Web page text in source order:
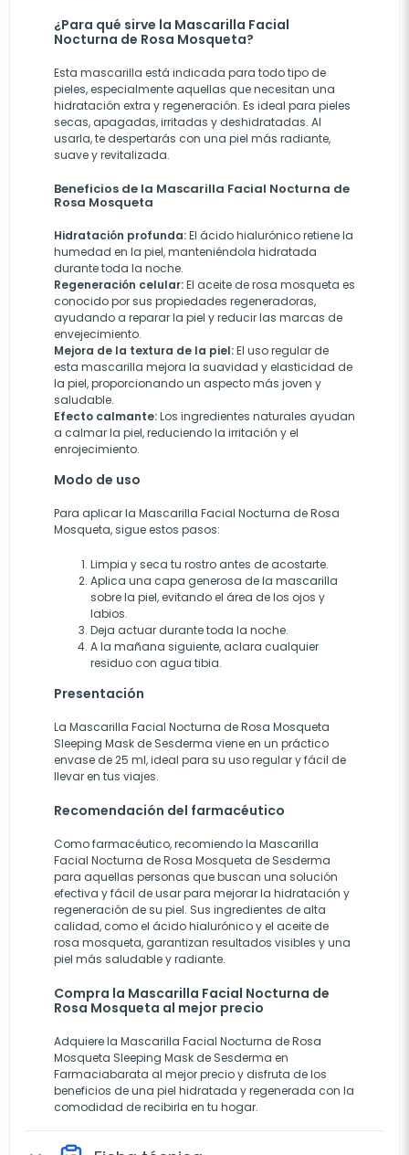
¿Para qué sirve la Mascarilla Facial
Nocturna de Rosa Mosqueta?
Esta mascarilla está indicada para todo tipo de
pieles, especialmente aquellas que necesitan una
hidratación extra y regeneración. Es ideal para pieles
secas, apagadas, irritadas y deshidratadas. Al
usarla, te despertarás con una piel más radiante,
suave y revitalizada.
Beneficios de la Mascarilla Facial Nocturna de
Rosa Mosqueta
Hidratación profunda:El ácido hialurónico retiene la
humedad en la piel, manteniéndola hidratada
durante toda la noche.
Regeneración celular:El aceite de rosa mosqueta es
conocido por sus propiedades regeneradoras,
ayudando a reparar la piel y reducir las marcas de
envejecimiento.
Mejora de la textura de la piel:El uso regular de
esta mascarilla mejora la suavidad y elasticidad de
la piel, proporcionando un aspecto más joven y
saludable.
Efecto calmante:Los ingredientes naturales ayudan
a calmar la piel, reduciendo la irritación y el
enrojecimiento.
Modo de uso
Para aplicar la Mascarilla Facial Nocturna de Rosa
Mosqueta, sigue estos pasos:
Limpia y seca tu rostro antes de acostarte.
Aplica una capa generosa de la mascarilla
sobre la piel, evitando el área de los ojos y
labios.
Deja actuar durante toda la noche.
A la mañana siguiente, aclara cualquier
residuo con agua tibia.
Presentación
La Mascarilla Facial Nocturna de Rosa Mosqueta
Sleeping Mask de Sesderma viene en un práctico
envase de 25 ml, ideal para su uso regular y fácil de
llevar en tus viajes.
Recomendación del farmacéutico
Como farmacéutico, recomiendo la Mascarilla
Facial Nocturna de Rosa Mosqueta de Sesderma
para aquellas personas que buscan una solución
efectiva y fácil de usar para mejorar la hidratación y
regeneración de su piel. Sus ingredientes de alta
calidad, como el ácido hialurónico y el aceite de
rosa mosqueta, garantizan resultados visibles y una
piel más saludable y radiante.
Compra la Mascarilla Facial Nocturna de
Rosa Mosqueta al mejor precio
Adquiere la Mascarilla Facial Nocturna de Rosa
Mosqueta Sleeping Mask de Sesderma en
Farmaciabarata al mejor precio y disfruta de los
beneficios de una piel hidratada y regenerada con la
comodidad de recibirla en tu hogar.